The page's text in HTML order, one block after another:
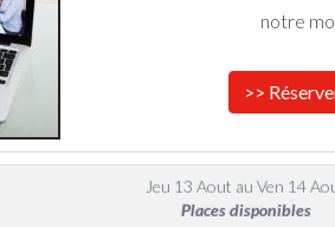
notre
>>
Jeu 13 Aout auVen 14
Places disponibles